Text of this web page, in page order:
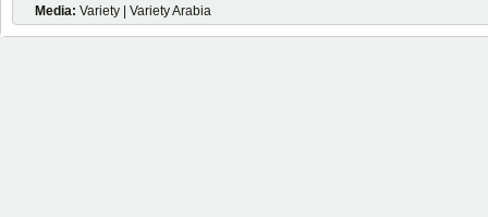
Media: Variety | Variety Arabia